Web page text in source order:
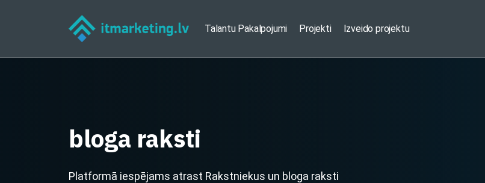
Talantu Pakalpojumi Projekti Izveido projektu
bloga raksti
Platformā iespējams atrast Rakstniekus un bloga raksti